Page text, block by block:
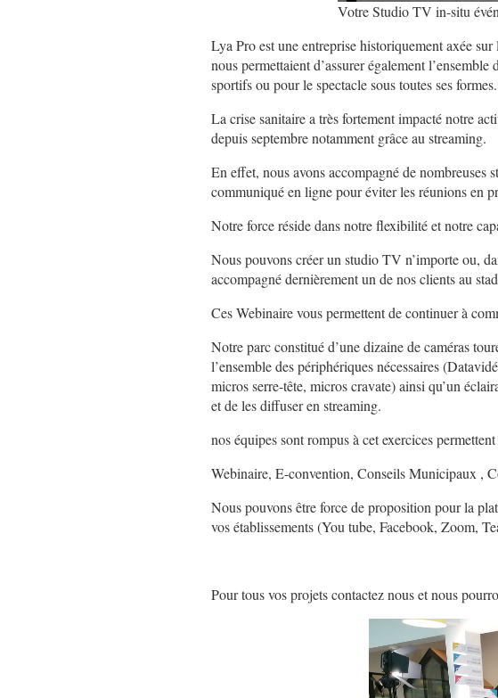
Votre Studio TV in-situ
Lya Pro est une entreprise historiquement axée
nous permettaient d’assurer également
sportifs ou pour le spectacle sous toutes ses formes.
La crise sanitaire a très fortement impacté notre
depuis septembre notamment grâce au streaming.
En effet, nous avons accompagné de nombreuses
communiqué en ligne pour éviter les réunions en
Notre force réside dans notre flexibilité et notre
Nous pouvons créer un studio TV n’importe ou,
accompagné dernièrement un de nos clients au
Ces Webinaire vous permettent de continuer à
Notre parc constitué d’une dizaine de caméras
l’ensemble des périphériques nécessaires
micros serre-tête, micros cravate) ainsi qu’un
et de les diffuser en streaming.
nos équipes sont rompus à cet exercices
Webinaire, E-convention, Conseils Municipaux ,
Nous pouvons être force de proposition pour la
vos établissements (You tube, Facebook, Zoom,
Pour tous vos projets contactez nous et nous